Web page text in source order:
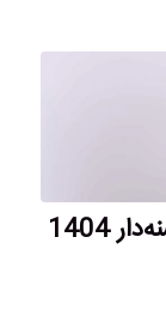
جدیدترین مدل‌های بوت زنانه پاشنه‌دار 1404